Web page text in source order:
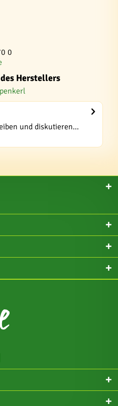
0
Herstellers
und diskutieren...